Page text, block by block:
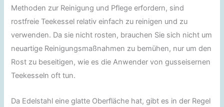
Methoden zur Reinigung und Pflege erfordern, sind
rostfreie Teekessel relativ einfach zu reinigen und zu
verwenden. Da sie nicht rosten, brauchen Sie sich nicht um
neuartige Reinigungsmaßnahmen zu bemühen, nur um den
Rost zu beseitigen, wie es die Anwender von gusseisernen
Teekesseln oft tun.
Da Edelstahl eine glatte Oberfläche hat, gibt es in der Regel